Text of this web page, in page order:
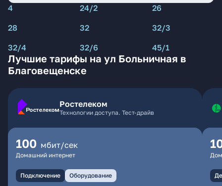
4 24/2
26
28
32
32/3
32/4
32/6 45/1
Лучшие тарифы на ул Больничная в
Благовещенске
Ростелеком
Технологии доступа. Тест-драйв
100 мбит/сек
Домашний интернет
Подключение Оборудование